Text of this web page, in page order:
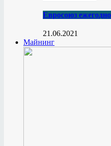
Евросоюз
21.06.2021
Майнинг